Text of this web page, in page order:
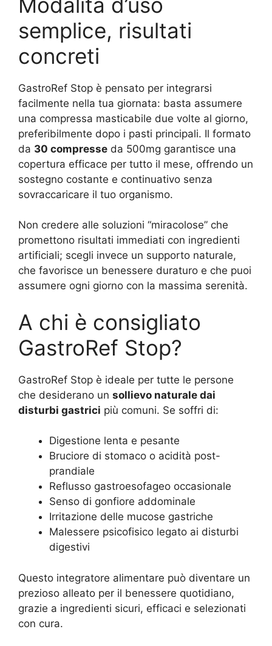
semplice, risultati
concreti
GastroRef Stop è pensato per integrarsi
facilmente nella tua giornata: basta assumere
una compressa masticabile due volte al giorno,
preferibilmente dopo i pasti principali. Il formato
da 30 compresse da 500mg garantisce una
copertura efficace per tutto il mese, offrendo un
sostegno costante e continuativo senza
sovraccaricare il tuo organismo.
Non credere alle soluzioni “miracolose” che
promettono risultati immediati con ingredienti
artificiali; scegli invece un supporto naturale,
che favorisce un benessere duraturo e che puoi
assumere ogni giorno con la massima serenità.
A chi è consigliato
GastroRef Stop?
GastroRef Stop è ideale per tutte le persone
che desiderano un sollievo naturale dai
disturbi gastrici più comuni. Se soffri di:
Digestione lenta e pesante
Bruciore di stomaco o acidità post-
prandiale
Reflusso gastroesofageo occasionale
Senso di gonfiore addominale
Irritazione delle mucose gastriche
Malessere psicofisico legato ai disturbi
digestivi
Questo integratore alimentare può diventare un
prezioso alleato per il benessere quotidiano,
grazie a ingredienti sicuri, efficaci e selezionati
con cura.